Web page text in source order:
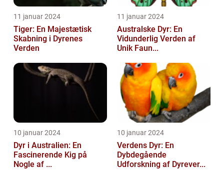
11 januar 2024
Tiger: En Majestætisk
Skabning i Dyrenes
Verden
11 januar 2024
Australske Dyr: En
Vidunderlig Verden af
Unik Faun...
10 januar 2024
Dyr i Australien: En
Fascinerende Kig på
Nogle af ...
10 januar 2024
Verdens Dyr: En
Dybdegående
Udforskning af Dyrever...